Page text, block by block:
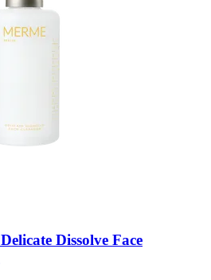
Delicate Dissolve Face